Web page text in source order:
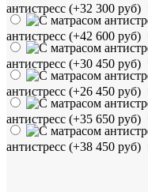
антистресс (+32 300 руб)
антистресс (+42 600 руб)
антистресс (+30 450 руб)
антистресс (+26 450 руб)
антистресс (+35 650 руб)
антистресс (+38 450 руб)